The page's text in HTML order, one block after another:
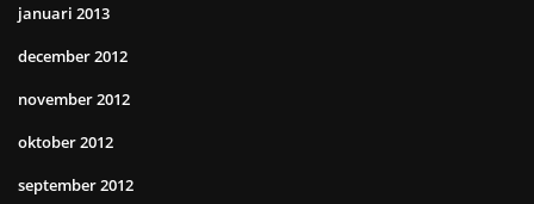
januari 2013
december 2012
november 2012
oktober 2012
september 2012